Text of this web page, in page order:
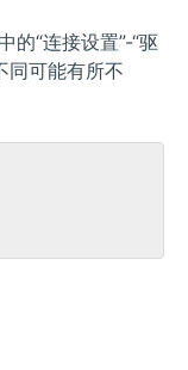
的“连接设置”-“驱
同可能有所不